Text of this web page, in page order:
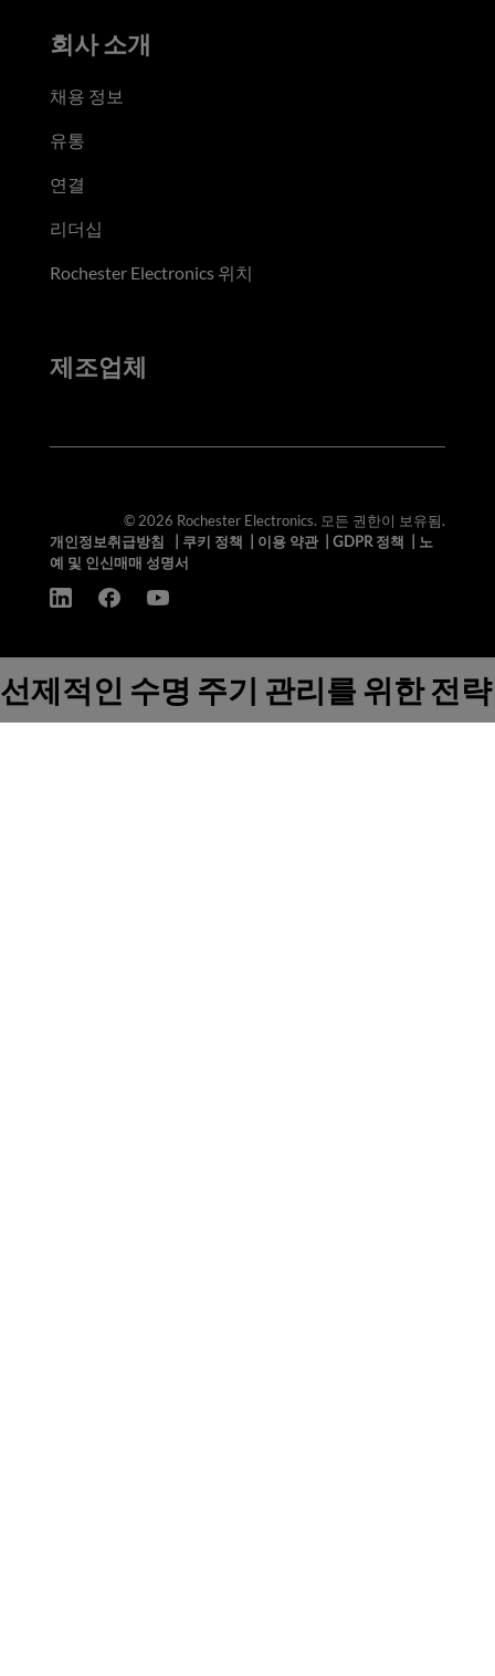
회사 소개
채용 정보
유통
연결
리더십
Rochester Electronics 위치
제조업체
© 2026 Rochester Electronics. 모든 권한이 보유됨.
개인정보취급방침
쿠키 정책 이용 약관| GDPR 정책
노
예 및 인신매매 성명서
선제적인 수명 주기 관리를 위한 전략